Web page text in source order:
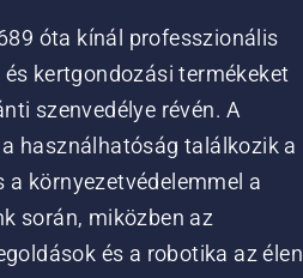
óta kínál professzionális
kertgondozási termékeket
szenvedélye révén. A
használhatóság találkozik a
a környezetvédelemmel a
során, miközben az
és a robotika az élen